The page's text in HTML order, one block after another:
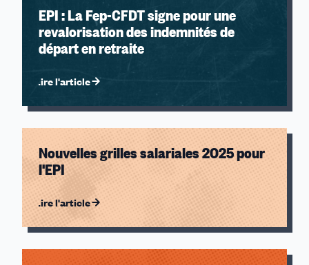
EPI : La Fep-CFDT signe pour une
revalorisation des indemnités de
départ en retraite
Lire l'article
Nouvelles grilles salariales 2025 pour
l'EPI
Lire l'article